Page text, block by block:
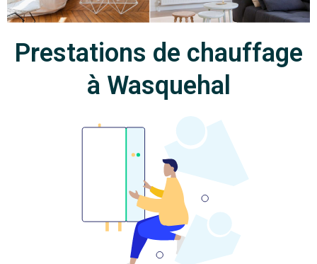
Prestations de chauffage
à Wasquehal